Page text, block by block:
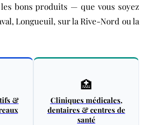
bons produits — que vous soyez
Longueuil, sur la Rive-Nord ou la
&
🏥
Cliniques médicales,
dentaires & centres de
santé